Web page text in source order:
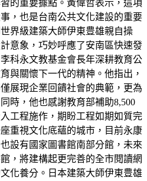
的重要據點。黃偉哲表示，這項
，也是台南公共文化建設的重要
界級建築大師伊東豊雄親自操
意象，巧妙呼應了安南區快速發
科永文教基金會長年深耕教育公
與關懷下一代的精神。他指出，
展現企業回饋社會的典範，更為
時，他也感謝教育部補助8,500
工程施作，期盼工程如期如質完
重視文化底蘊的城市，目前永康
設有國家圖書館南部分館，未來
，將建構起更完善的全市閱讀網
化養分。日本建築大師伊東豊雄